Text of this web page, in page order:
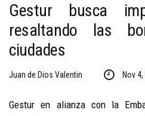
Gestur busca
resaltando las
ciudades
Juan de Dios Valentin Nov
Gestur en alianza con la